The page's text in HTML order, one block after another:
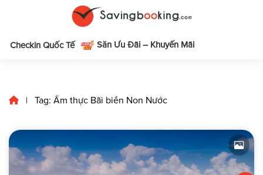
Checkin Quốc Tế Săn Ưu Đãi – Khuyến Mãi
| Tag: Ẩm thực Bãi biển Non Nước